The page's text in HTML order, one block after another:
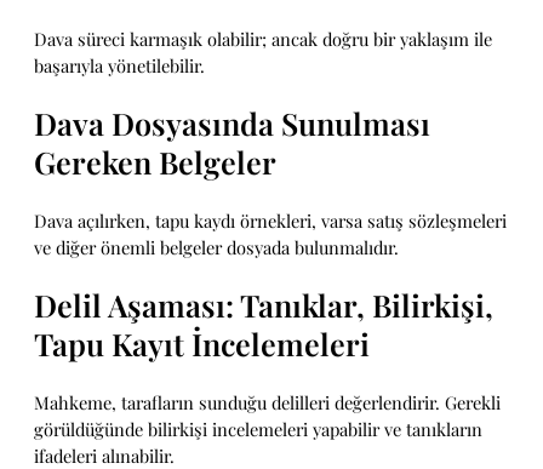
Dava süreci karmaşık olabilir; ancak doğru bir yaklaşım ile
başarıyla yönetilebilir.
Dava Dosyasında Sunulması
Gereken Belgeler
Dava açılırken, tapu kaydı örnekleri, varsa satış sözleşmeleri
ve diğer önemli belgeler dosyada bulunmalıdır.
Delil Aşaması: Tanıklar, Bilirkişi,
Tapu Kayıt İncelemeleri
Mahkeme, tarafların sunduğu delilleri değerlendirir. Gerekli
görüldüğünde bilirkişi incelemeleri yapabilir ve tanıkların
ifadeleri alınabilir.